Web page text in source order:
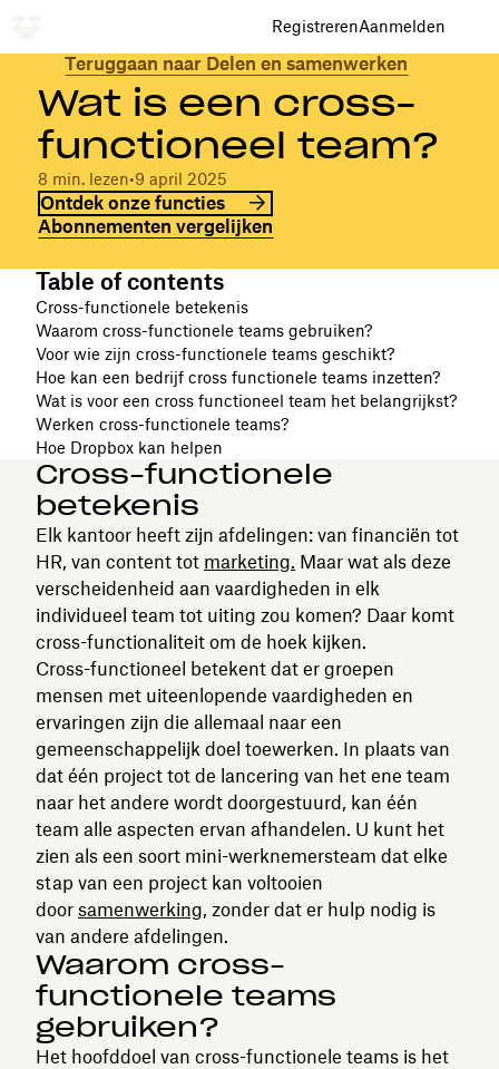
RegistrerenAanmelden
Teruggaan naar Delen en samenwerken
Wat is een cross-
functioneel team?
8 min. lezen•9 april 2025
Ontdek onze functies
Abonnementen vergelijken
Table of contents
Cross-functionele betekenis
Waarom cross-functionele teams gebruiken?
Voor wie zijn cross-functionele teams geschikt?
Hoe kan een bedrijf cross functionele teams inzetten?
Wat is voor een cross functioneel team het belangrijkst?
Werken cross-functionele teams?
Hoe Dropbox kan helpen
Cross-functionele
betekenis
Elk kantoor heeft zijn afdelingen: van financiën tot
HR, van content tot marketing. Maar wat als deze
verscheidenheid aan vaardigheden in elk
individueel team tot uiting zou komen? Daar komt
cross-functionaliteit om de hoek kijken.
Cross-functioneel betekent dat er groepen
mensen met uiteenlopende vaardigheden en
ervaringen zijn die allemaal naar een
gemeenschappelijk doel toewerken. In plaats van
dat één project tot de lancering van het ene team
naar het andere wordt doorgestuurd, kan één
team alle aspecten ervan afhandelen. U kunt het
zien als een soort mini-werknemersteam dat elke
stap van een project kan voltooien
door samenwerking, zonder dat er hulp nodig is
van andere afdelingen.
Waarom cross-
functionele teams
gebruiken?
Het hoofddoel van cross-functionele teams is het